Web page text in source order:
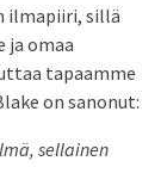
ilmapiiri, sillä
ja omaa
tapaamme
on sanonut:
sellainen